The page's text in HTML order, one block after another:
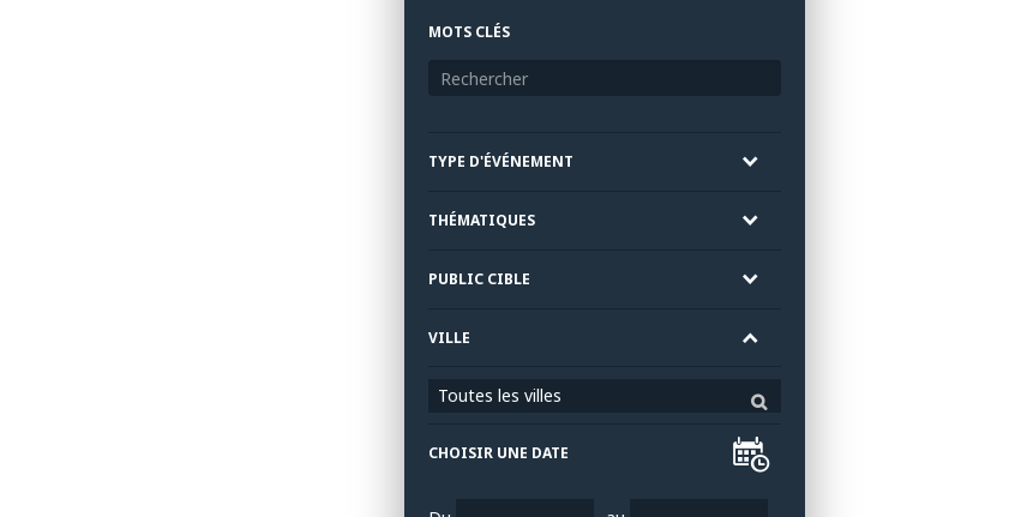
MOTS CLÉS
TYPE D'ÉVÉNEMENT
THÉMATIQUES
PUBLIC CIBLE
VILLE
Toutes les villes
CHOISIR UNE DATE